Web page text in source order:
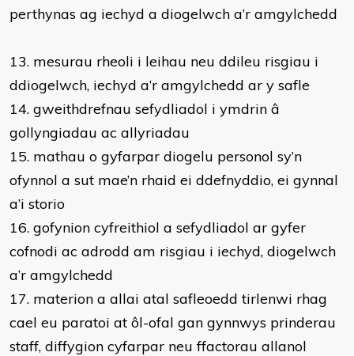
perthynas ag iechyd a diogelwch a’r amgylchedd
13. mesurau rheoli i leihau neu ddileu risgiau i
ddiogelwch, iechyd a’r amgylchedd ar y safle
14. gweithdrefnau sefydliadol i ymdrin â
gollyngiadau ac allyriadau
15. mathau o gyfarpar diogelu personol sy’n
ofynnol a sut mae’n rhaid ei ddefnyddio, ei gynnal
a’i storio
16. gofynion cyfreithiol a sefydliadol ar gyfer
cofnodi ac adrodd am risgiau i iechyd, diogelwch
a’r amgylchedd
17. materion a allai atal safleoedd tirlenwi rhag
cael eu paratoi at ôl-ofal gan gynnwys prinderau
staff, diffygion cyfarpar neu ffactorau allanol